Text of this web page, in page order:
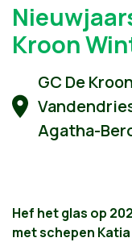
Kroon
GC De
Agatha-
Hef het glas op
met schepen Katia